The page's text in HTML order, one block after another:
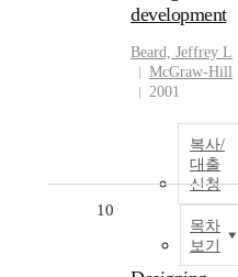
development
Beard, Jeffrey L
McGraw-Hill
2001
복사/
대출
신청
목차
보기
10